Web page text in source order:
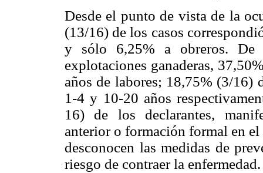
Desde el punto de vista de la
(13/16) de los casos
y sólo 6,25% a obreros. De
explotaciones ganaderas,
años de labores; 18,75% (3/16)
1-4 y 10-20 años
16) de los declarantes,
anterior o formación formal en
desconocen las medidas de
riesgo de contraer la enfermedad.